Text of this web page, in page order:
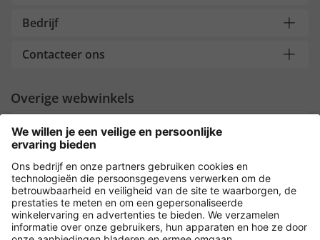
Bedrijf
Contacteer ons
Overige webwinkels
Nederland
Payment and Delivery
Versleuteling met